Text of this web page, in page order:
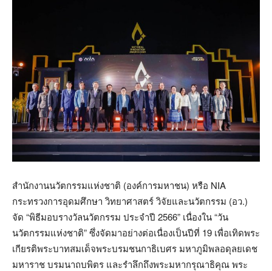
สำนักงานนวัตกรรมแห่งชาติ (องค์การมหาชน) หรือ NIA
กระทรวงการอุดมศึกษา วิทยาศาสตร์ วิจัยและนวัตกรรม (อว.)
จัด “พิธีมอบรางวัลนวัตกรรม ประจำปี 2566” เนื่องใน “วัน
นวัตกรรมแห่งชาติ” ซึ่งจัดมาอย่างต่อเนื่องเป็นปีที่ 19 เพื่อเทิดพระ
เกียรติพระบาทสมเด็จพระบรมชนกาธิเบศร มหาภูมิพลอดุลยเดช
มหาราช บรมนาถบพิตร และรำลึกถึงพระมหากรุณาธิคุณ พระ